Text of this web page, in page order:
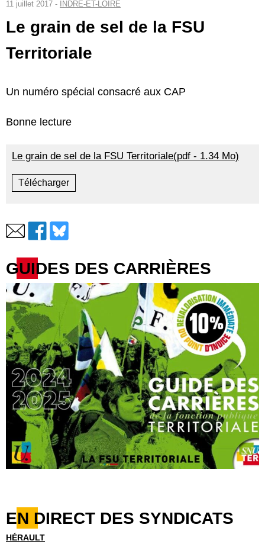
11 juillet 2017 - INDRE-ET-LOIRE
Le grain de sel de la FSU
Territoriale
Un numéro spécial consacré aux CAP
Bonne lecture
Le grain de sel de la FSU Territoriale(pdf - 1.34 Mo)
Télécharger
GUIDES DES CARRIÈRES
EN DIRECT DES SYNDICATS
HÉRAULT